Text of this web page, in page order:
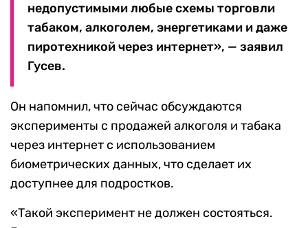
недопустимыми любые схемы торговли
табаком, алкоголем, энергетиками и даже
пиротехникой через интернет», — заявил
Гусев.
Он напомнил, что сейчас обсуждаются
эксперименты с продажей алкоголя и табака
через интернет с использованием
биометрических данных, что сделает их
доступнее для подростков.
«Такой эксперимент не должен состояться.